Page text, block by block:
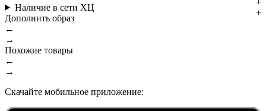
Наличие в сети ХЦ
Дополнить образ
←
→
Похожие товары
←
→
Скачайте мобильное приложение: